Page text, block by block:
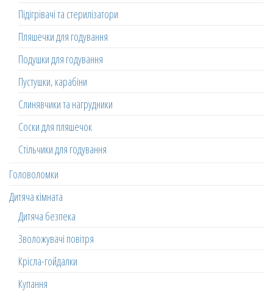
Підігрівачі та стерилізатори
Пляшечки для годування
Подушки для годування
Пустушки, карабіни
Слинявчики та нагрудники
Соски для пляшечок
Стільчики для годування
Головоломки
Дитяча кімната
Дитяча безпека
Зволожувачі повітря
Крісла-гойдалки
Купання